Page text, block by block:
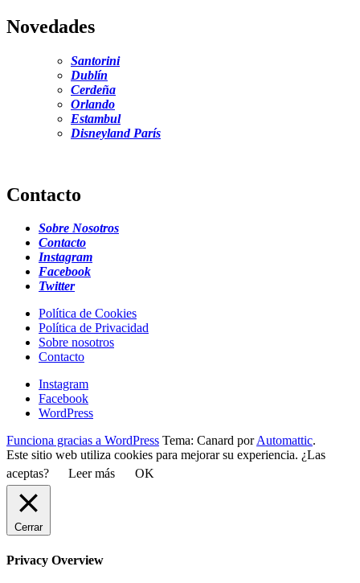
Novedades
Santorini
Dublín
Cerdeña
Orlando
Estambul
Disneyland París
Contacto
Sobre Nosotros
Contacto
Instagram
Facebook
Twitter
Política de Cookies
Política de Privacidad
Sobre nosotros
Contacto
Instagram
Facebook
WordPress
Funciona gracias a WordPress Tema: Canard porAutomattic.
Este sitio web utiliza cookies para mejorar su experiencia. ¿Las
aceptas?
Leer más OK
Cerrar
Privacy Overview